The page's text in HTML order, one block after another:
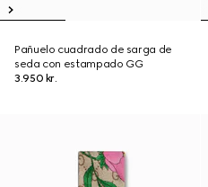
Pañuelo cuadrado de sarga de
seda con estampado GG
3.950 kr.